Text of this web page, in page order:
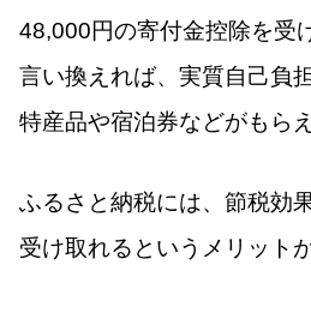
48,000円の寄付金控除を受
言い換えれば、実質自己負
特産品や宿泊券などがもら
ふるさと納税には、節税効
受け取れるというメリット